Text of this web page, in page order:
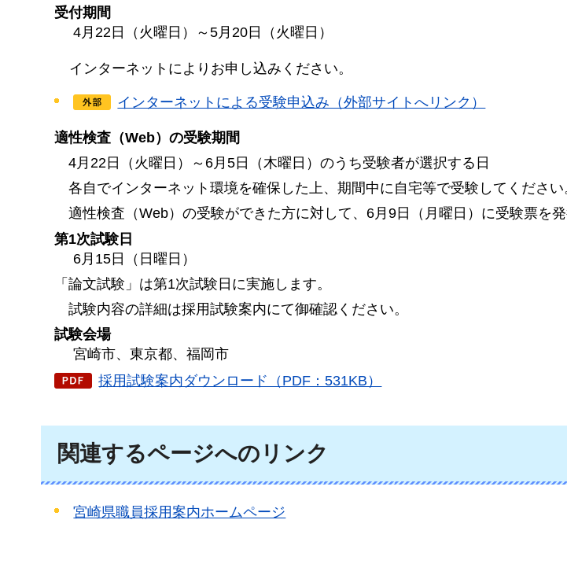
受付期間
4月22日（火曜日）～5月20日（火曜日）
インターネットによりお申し込みください。
インターネットによる受験申込み（外部サイトへリンク）
適性検査（Web）の受験期間
4月22日（火曜日）～6月5日（木曜日）のうち受験者が選択する日
各自 でインターネット環境を確保した上、期間中に自宅等で受験してください
適性検査（Web）の受験ができた方に対して、6月9日（月曜日）に受験票を発
第1次試験日
6月15日（日曜日）
「論文試験」は第1次試験日に実施します。
試験内容の詳細は採用試験案内にて御確認ください。
試験会場
宮崎市、東京都、福岡市
採用試験案内ダウンロード（PDF：531KB）
関連するページへのリンク
宮崎県職員採用案内ホームページ